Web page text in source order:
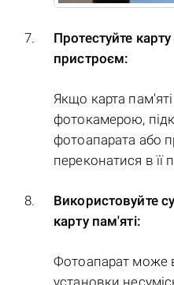
Протестуйте
пристроєм:
Якщо карта
фотокамерою,
фотоапарата або
переконатися в її
Використовуйте
карту пам'яті:
Фотоапарат може
установки